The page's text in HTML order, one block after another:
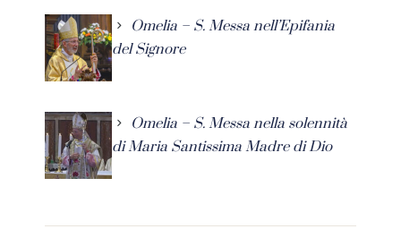
Omelia – S. Messa nell’Epifania
del Signore
Omelia – S. Messa nella solennità
di Maria Santissima Madre di Dio